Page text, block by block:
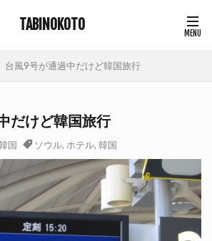
TABINOKOTO
台風9号が通過中だけど韓国旅行
だけど韓国旅行
国 ソウル, ホテル, 韓国